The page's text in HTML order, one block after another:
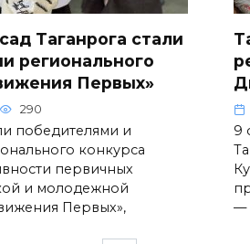
Таганрога стали
регионального
Первых»
290
победителями и
конкурса
первичных
и молодежной
Первых»,
9
—